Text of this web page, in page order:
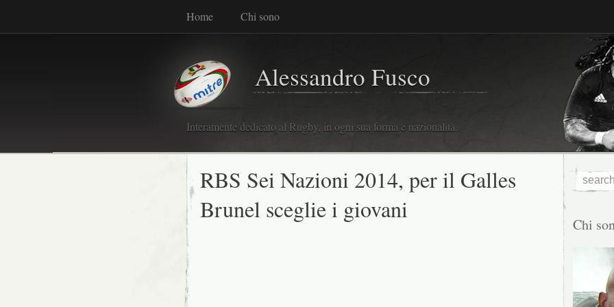
Home Chi sono
Alessandro Fusco
Interamente dedicato al Rugby, in ogni sua forma e nazionalità.
RBS Sei Nazioni 2014, per il Galles
Brunel sceglie i giovani
Chi